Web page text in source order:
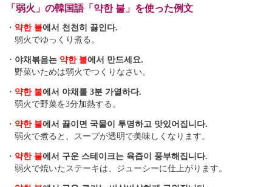
「弱火」の韓国語「약한 불」を使った例文
・ 약한 불에서 천천히 끓인다.
弱火でゆっくり煮る。
・ 야채볶음는 약한 불에서 만드세요.
野菜いためは弱火でつくりなさい。
・ 약한 불에서 야채를 3분 가열하다.
弱火で野菜を3分加熱する。
・ 약한 불에서 끓이면 국물이 투명하고 맛있어집니다.
弱火で煮ると、スープが透明で美味しくなります。
・ 약한 불에서 구운 스테이크는 육즙이 풍부해집니다.
弱火で焼いたステーキは、ジューシーに仕上がります。